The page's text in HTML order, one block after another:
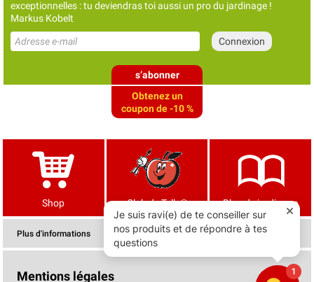
exceptionnelles : tu deviendras toi aussi un pro du jardinage !
Markus Kobelt
s’abonner
Obtenez un
coupon de -10 %
Shop Club de Tells® Blog de jardinage
Plus d'informations
Mentions légales